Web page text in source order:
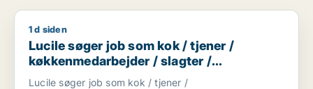
Lucile søger job som kok / tjener / køkkenmedarbejder /
1 d siden
Lucile søger job som kok / tjener /
køkkenmedarbejder / slagter /
cafémedarbejder
Lucile søger job som kok / tjener /